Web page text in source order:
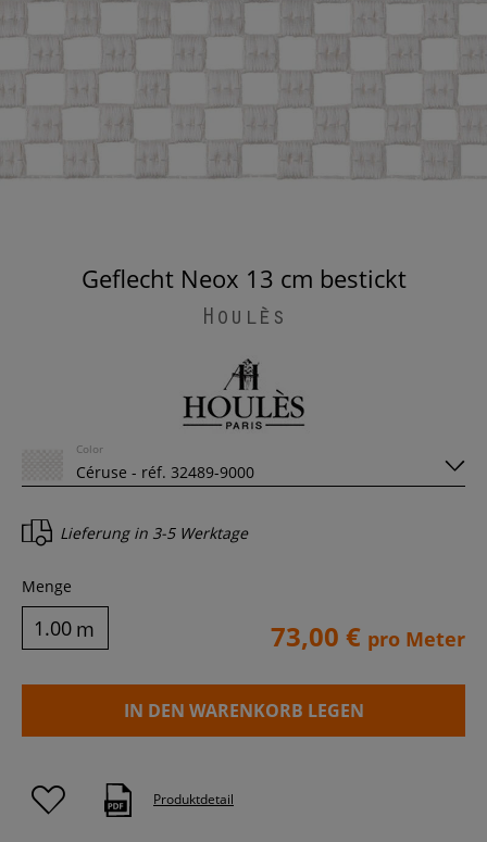
Geflecht Neox 13 cm bestickt
Houlès
Color
Lieferung in 3-5 Werktage
Menge
m 73,00 € pro Meter
IN DEN WARENKORB LEGEN
Produktdetail